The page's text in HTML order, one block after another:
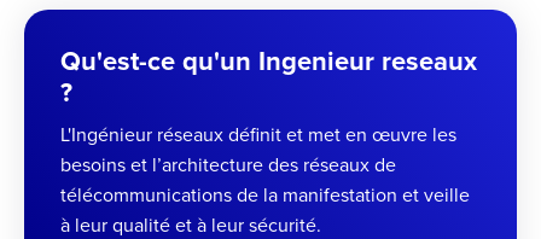
Qu'est-ce qu'un Ingenieur reseaux
?
L'Ingénieur réseaux définit et met en œuvre les
besoins et l’architecture des réseaux de
télécommunications de la manifestation et veille
à leur qualité et à leur sécurité.